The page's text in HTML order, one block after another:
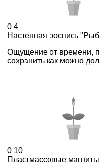
0 4
Настенная роспись
Ощущение от времени,
сохранить как можно
0 10
Пластмассовые